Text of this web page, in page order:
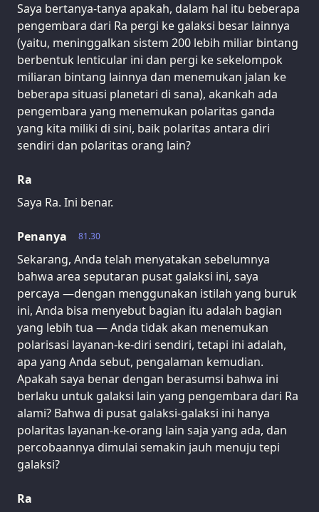
Saya bertanya-tanya apakah, dalam hal itu beberapa
pengembara dari Ra pergi ke galaksi besar lainnya
(yaitu, meninggalkan sistem 200 lebih miliar bintang
berbentuk lenticular ini dan pergi ke sekelompok
miliaran bintang lainnya dan menemukan jalan ke
beberapa situasi planetari di sana), akankah ada
pengembara yang menemukan polaritas ganda
yang kita miliki di sini, baik polaritas antara diri
sendiri dan polaritas orang lain?
Ra
Saya Ra. Ini benar.
81.30
Penanya
Sekarang, Anda telah menyatakan sebelumnya
bahwa area seputaran pusat galaksi ini, saya
percaya —dengan menggunakan istilah yang buruk
ini, Anda bisa menyebut bagian itu adalah bagian
yang lebih tua — Anda tidak akan menemukan
polarisasi layanan-ke-diri sendiri, tetapi ini adalah,
apa yang Anda sebut, pengalaman kemudian.
Apakah saya benar dengan berasumsi bahwa ini
berlaku untuk galaksi lain yang pengembara dari Ra
alami? Bahwa di pusat galaksi-galaksi ini hanya
polaritas layanan-ke-orang lain saja yang ada, dan
percobaannya dimulai semakin jauh menuju tepi
galaksi?
Ra